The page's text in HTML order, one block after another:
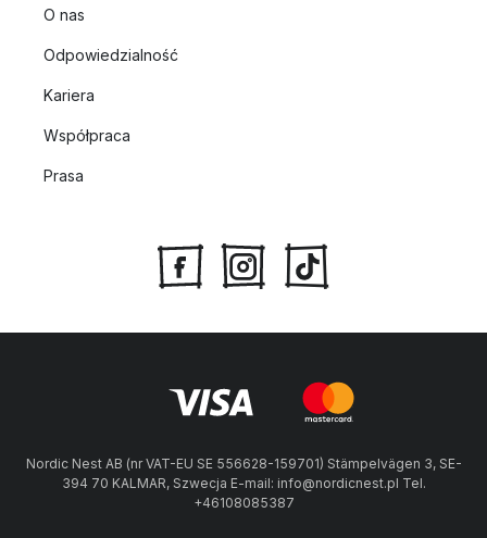
O nas
Odpowiedzialność
Kariera
Współpraca
Prasa
Nordic Nest AB (nr VAT-EU SE 556628-159701) Stämpelvägen 3, SE-
394 70 KALMAR, Szwecja E-mail: info@nordicnest.pl Tel.
+46108085387